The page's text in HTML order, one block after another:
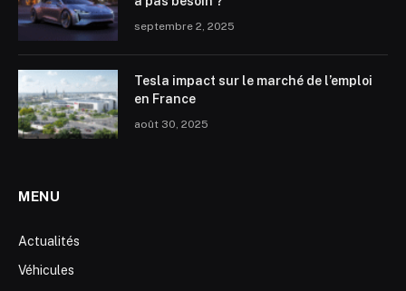
septembre 2, 2025
Tesla impact sur le marché de l’emploi
en France
août 30, 2025
MENU
Actualités
Véhicules